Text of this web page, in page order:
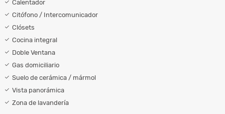
Calentador
Citófono / Intercomunicador
Clósets
Cocina integral
Doble Ventana
Gas domiciliario
Suelo de cerámica / mármol
Vista panorámica
Zona de lavandería